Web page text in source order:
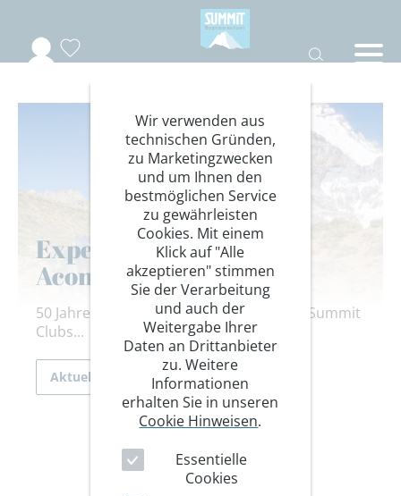
Expeditionsnews -
Aconcagua, 6962 M
50 Jahre nach der ersten Expedition des Summit
Clubs...
Aktuelles
Wir verwenden aus
technischen Gründen,
zu Marketingzwecken
und um Ihnen den
bestmöglichen Service
zu gewährleisten
Cookies. Mit einem
Klick auf "Alle
akzeptieren" stimmen
Sie der Verarbeitung
und auch der
Weitergabe Ihrer
Daten an Drittanbieter
zu. Weitere
Informationen
erhalten Sie in unseren
Cookie Hinweisen.
Essentielle
Cookies